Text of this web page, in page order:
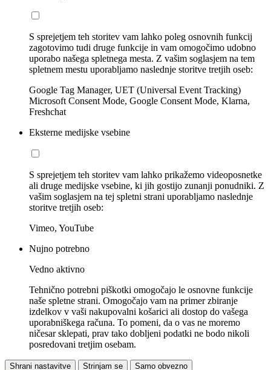
S sprejetjem teh storitev vam lahko poleg osnovnih funkcij
zagotovimo tudi druge funkcije in vam omogočimo udobno
uporabo našega spletnega mesta. Z vašim soglasjem na tem
spletnem mestu uporabljamo naslednje storitve tretjih oseb:
Google Tag Manager, UET (Universal Event Tracking)
Microsoft Consent Mode, Google Consent Mode, Klarna,
Freshchat
Eksterne medijske vsebine
S sprejetjem teh storitev vam lahko prikažemo videoposnetke
ali druge medijske vsebine, ki jih gostijo zunanji ponudniki. Z
vašim soglasjem na tej spletni strani uporabljamo naslednje
storitve tretjih oseb:
Vimeo, YouTube
Nujno potrebno
Vedno aktivno
Tehnično potrebni piškotki omogočajo le osnovne funkcije
naše spletne strani. Omogočajo vam na primer zbiranje
izdelkov v vaši nakupovalni košarici ali dostop do vašega
uporabniškega računa. To pomeni, da o vas ne moremo
ničesar sklepati, prav tako dobljeni podatki ne bodo nikoli
posredovani tretjim osebam.
Shrani nastavitve Strinjam se Samo obvezno